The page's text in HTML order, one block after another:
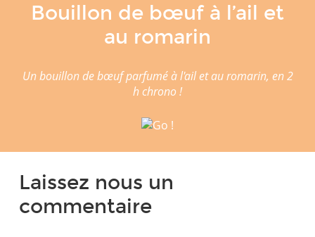
Bouillon de bœuf à l’ail et
au romarin
Un bouillon de bœuf parfumé à l'ail et au romarin, en 2
h chrono !
Laissez nous un
commentaire